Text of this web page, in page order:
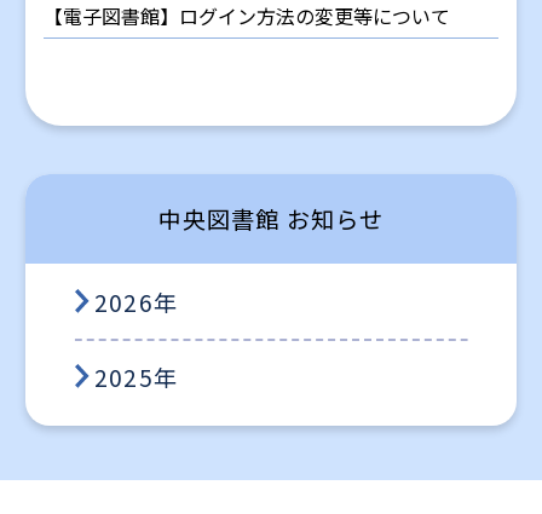
【電子図書館】ログイン方法の変更等について
中央図書館 お知らせ
2026年
2025年